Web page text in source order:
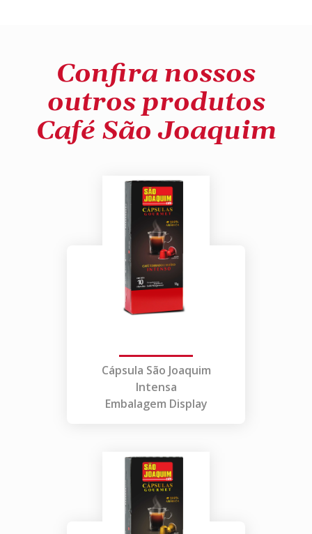
Confira nossos
outros produtos
Café São Joaquim
Cápsula São Joaquim
Intensa
Embalagem Display